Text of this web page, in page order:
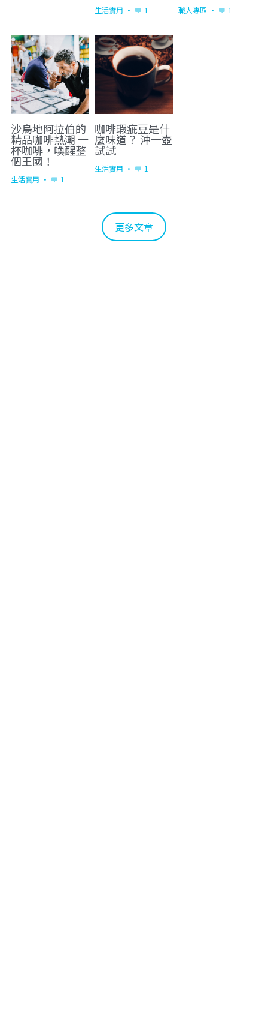
生活實用 · 1 職人專區 · 1
沙烏地阿拉伯的
精品咖啡熱潮 一
杯咖啡，喚醒整
個王國！
生活實用 · 1
咖啡瑕疵豆是什
麼味道？ 沖一壺
試試
生活實用 · 1
更多文章